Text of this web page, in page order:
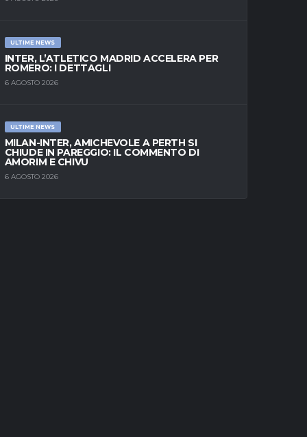
ULTIME NEWS
INTER, L’ATLETICO MADRID ACCELERA PER
ROMERO: I DETTAGLI
6 AGOSTO 2026
ULTIME NEWS
MILAN-INTER, AMICHEVOLE A PERTH SI
CHIUDE IN PAREGGIO: IL COMMENTO DI
AMORIM E CHIVU
6 AGOSTO 2026